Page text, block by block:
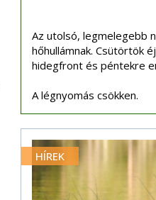
Az utolsó, legmelegebb
hőhullámnak. Csütörtök
hidegfront és péntekre
A légnyomás csökken.
HÍREK